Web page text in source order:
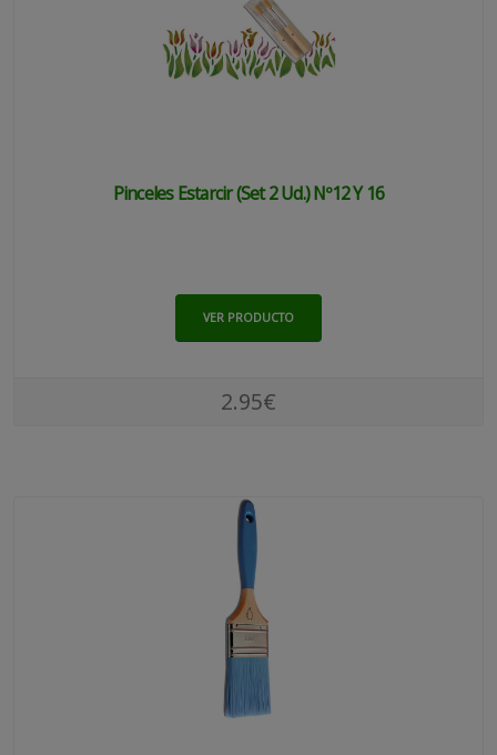
Pinceles Estarcir (set 2 Ud.) Nº12 Y 16
VER PRODUCTO
2.95€